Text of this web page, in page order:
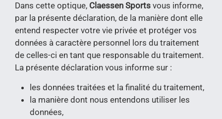
Dans cette optique, Claessen Sports vous informe,
par la présente déclaration, de la manière dont elle
entend respecter votre vie privée et protéger vos
données à caractère personnel lors du traitement
de celles-ci en tant que responsable du traitement.
La présente déclaration vous informe sur :
les données traitées et la finalité du traitement,
la manière dont nous entendons utiliser les
données,